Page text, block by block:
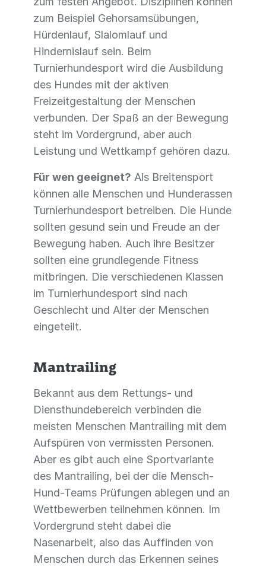
zum Beispiel Gehorsamsübungen,
Hürdenlauf, Slalomlauf und
Hindernislauf sein. Beim
Turnierhundesport wird die Ausbildung
des Hundes mit der aktiven
Freizeitgestaltung der Menschen
verbunden. Der Spaß an der Bewegung
steht im Vordergrund, aber auch
Leistung und Wettkampf gehören dazu.
Für wen geeignet? Als Breitensport
können alle Menschen und Hunderassen
Turnierhundesport betreiben. Die Hunde
sollten gesund sein und Freude an der
Bewegung haben. Auch ihre Besitzer
sollten eine grundlegende Fitness
mitbringen. Die verschiedenen Klassen
im Turnierhundesport sind nach
Geschlecht und Alter der Menschen
eingeteilt.
Mantrailing
Bekannt aus dem Rettungs- und
Diensthundebereich verbinden die
meisten Menschen Mantrailing mit dem
Aufspüren von vermissten Personen.
Aber es gibt auch eine Sportvariante
des Mantrailing, bei der die Mensch-
Hund-Teams Prüfungen ablegen und an
Wettbewerben teilnehmen können. Im
Vordergrund steht dabei die
Nasenarbeit, also das Auffinden von
Menschen durch das Erkennen seines